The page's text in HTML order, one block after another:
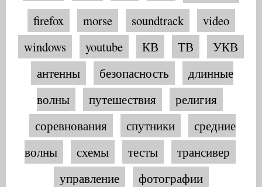
firefox morse soundtrack
video
windows
youtube КВ ТВ
УКВ
антенны
безопасность
длинные
волны
путешествия
религия
соревнования
спутники
средние
волны
схемы тесты
трансивер
управление
фотографии